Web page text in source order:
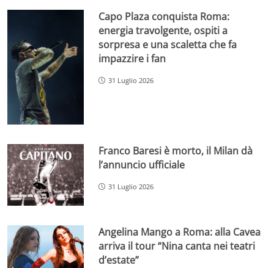
Capo Plaza conquista Roma:
energia travolgente, ospiti a
sorpresa e una scaletta che fa
impazzire i fan
31 Luglio 2026
Franco Baresi è morto, il Milan dà
l’annuncio ufficiale
31 Luglio 2026
Angelina Mango a Roma: alla Cavea
arriva il tour “Nina canta nei teatri
d’estate”